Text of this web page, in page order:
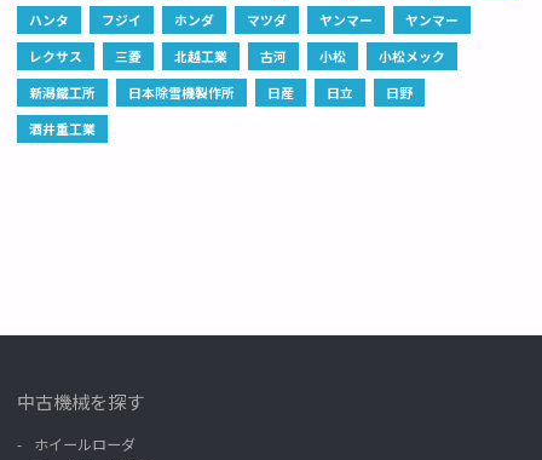
ハンタ
フジイ ホンダ マツダ ヤンマー
ヤンマー
レクサス
三菱 北越工業 古河 小松
小松メック
新潟鐵工所
日本除雪機製作所 日産 日立
日野
酒井重工業
中古機械を探す
ホイールローダ